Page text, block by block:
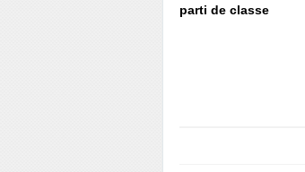
parti de classe